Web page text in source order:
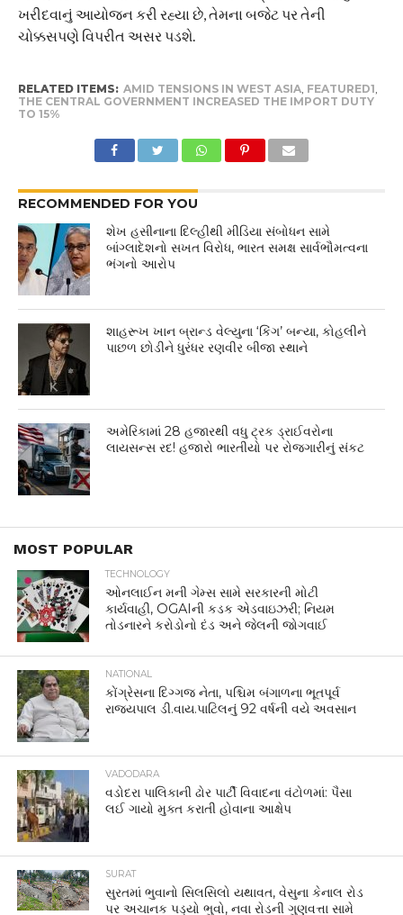
ખરીદવાનું આયોજન કરી રહ્યા છે, તેમના બજેટ પર તેની
ચોક્કસપણે વિપરીત અસર પડશે.
RELATED ITEMS: AMID TENSIONS IN WEST ASIA, FEATURED1,
THE CENTRAL GOVERNMENT INCREASED THE IMPORT DUTY
TO 15%
RECOMMENDED FOR YOU
શેખ હસીનાના દિલ્હીથી મીડિયા સંબોધન સામે
બાંગ્લાદેશનો સખત વિરોધ, ભારત સમક્ષ સાર્વભૌમત્વના
ભંગનો આરોપ
શાહરૂખ ખાન બ્રાન્ડ વેલ્યુના ‘કિંગ’ બન્યા, કોહલીને
પાછળ છોડીને ધુરંધર રણવીર બીજા સ્થાને
અમેરિકામાં 28 હજારથી વધુ ટ્રક ડ્રાઈવરોના
લાયસન્સ રદ! હજારો ભારતીયો પર રોજગારીનું સંકટ
MOST POPULAR
TECHNOLOGY
ઓનલાઈન મની ગેમ્સ સામે સરકારની મોટી
કાર્યવાહી, OGAIની કડક એડવાઇઝરી; નિયમ
તોડનારને કરોડોનો દંડ અને જેલની જોગવાઈ
NATIONAL
કોંગ્રેસના દિગ્ગજ નેતા, પશ્ચિમ બંગાળના ભૂતપૂર્વ
રાજ્યપાલ ડી.વાય.પાટિલનું 92 વર્ષની વયે અવસાન
VADODARA
વડોદરા પાલિકાની ઢોર પાર્ટી વિવાદના વંટોળમાં: પૈસા
લઈ ગાયો મુક્ત કરાતી હોવાના આક્ષેપ
SURAT
સુરતમાં ભુવાનો સિલસિલો યથાવત, વેસુના કેનાલ રોડ
પર અચાનક પડ્યો ભુવો, નવા રોડની ગુણવત્તા સામે